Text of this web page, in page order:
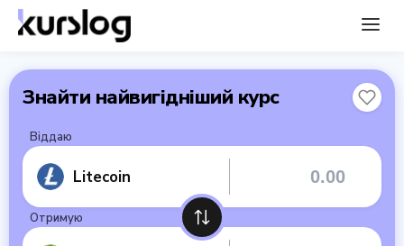
Знайти найвигідніший курс
Віддаю
Litecoin
Отримую